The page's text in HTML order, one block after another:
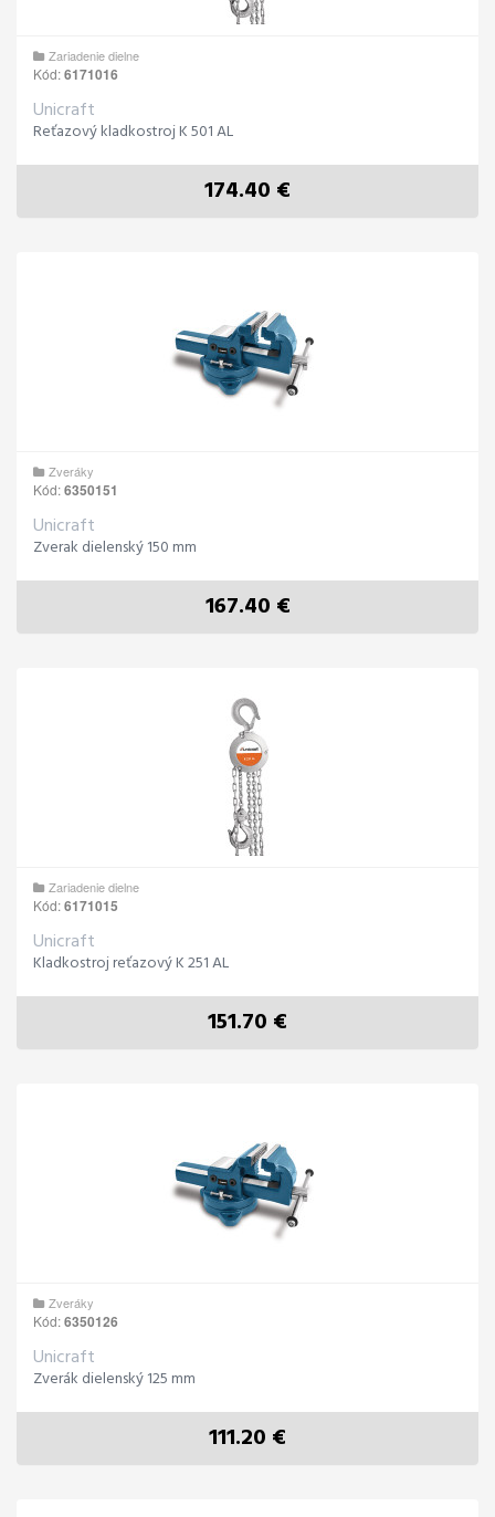
Zariadenie dielne
Kód:6171016
Unicraft
Reťazový kladkostroj K 501 AL
174.40 €
Zveráky
Kód:6350151
Unicraft
Zverak dielenský 150 mm
167.40 €
Zariadenie dielne
Kód:6171015
Unicraft
Kladkostroj reťazový K 251 AL
151.70 €
Zveráky
Kód:6350126
Unicraft
Zverák dielenský 125 mm
111.20 €